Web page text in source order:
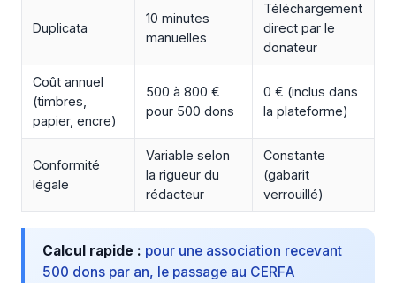
Duplicata
10 minutes
manuelles
Téléchargement
direct par le
donateur
Coût annuel
(timbres,
papier, encre)
500 à 800 €
pour 500 dons
0 € (inclus dans
la plateforme)
Conformité
légale
Variable selon
la rigueur du
rédacteur
Constante
(gabarit
verrouillé)
Calcul rapide : pour une association recevant
500 dons par an, le passage au CERFA